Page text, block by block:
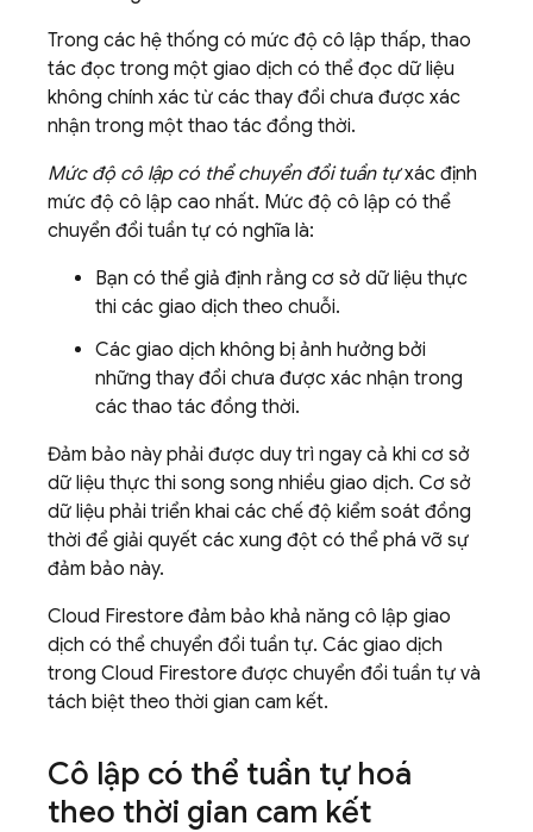
Trong các hệ thống có mức độ cô lập thấp, thao
tác đọc trong một giao dịch có thể đọc dữ liệu
không chính xác từ các thay đổi chưa được xác
nhận trong một thao tác đồng thời.
Mức độ cô lập có thể chuyển đổi tuần tựxác định
mức độ cô lập cao nhất. Mức độ cô lập có thể
chuyển đổi tuần tự có nghĩa là:
Bạn có thể giả định rằng cơ sở dữ liệu thực
thi các giao dịch theo chuỗi.
Các giao dịch không bị ảnh hưởng bởi
những thay đổi chưa được xác nhận trong
các thao tác đồng thời.
Đảm bảo này phải được duy trì ngay cả khi cơ sở
dữ liệu thực thi song song nhiều giao dịch. Cơ sở
dữ liệu phải triển khai các chế độ kiểm soát đồng
thời để giải quyết các xung đột có thể phá vỡ sự
đảm bảo này.
Cloud Firestore đảm bảo khả năng cô lập giao
dịch có thể chuyển đổi tuần tự. Các giao dịch
trong Cloud Firestore được chuyển đổi tuần tự và
tách biệt theo thời gian cam kết.
Cô lập có thể tuần tự hoá
theo thời gian cam kết